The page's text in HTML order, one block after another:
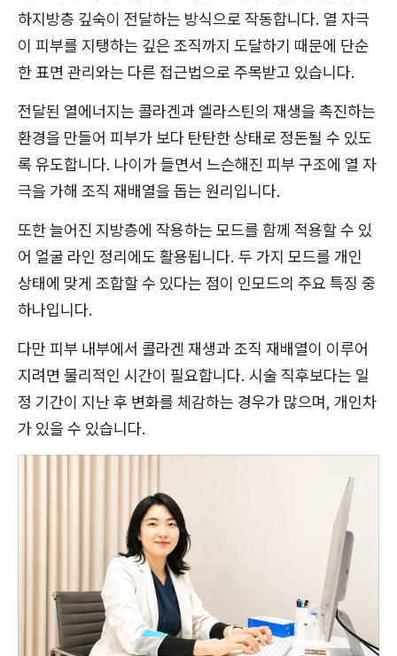
하지방층 깊숙이 전달하는 방식으로 작동합니다. 열 자극
이 피부를 지탱하는 깊은 조직까지 도달하기 때문에 단순
한 표면 관리와는 다른 접근법으로 주목받고 있습니다.
전달된 열에너지는 콜라겐과 엘라스틴의 재생을 촉진하는
환경을 만들어 피부가 보다 탄탄한 상태로 정돈될 수 있도
록 유도합니다. 나이가 들면서 느슨해진 피부 구조에 열 자
극을 가해 조직 재배열을 돕는 원리입니다.
또한 늘어진 지방층에 작용하는 모드를 함께 적용할 수 있
어 얼굴 라인 정리에도 활용됩니다. 두 가지 모드를 개인
상태에 맞게 조합할 수 있다는 점이 인모드의 주요 특징 중
하나입니다.
다만 피부 내부에서 콜라겐 재생과 조직 재배열이 이루어
지려면 물리적인 시간이 필요합니다. 시술 직후보다는 일
정 기간이 지난 후 변화를 체감하는 경우가 많으며, 개인차
가 있을 수 있습니다.